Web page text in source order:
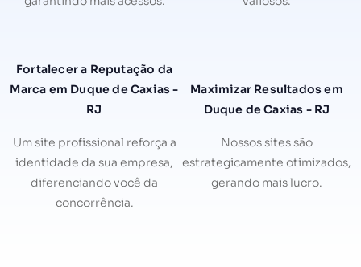
Fortalecer a Reputação da
Marca em Duque de Caxias -
RJ
Um site profissional reforça a
identidade da sua empresa,
diferenciando você da
concorrência.
Maximizar Resultados em
Duque de Caxias - RJ
Nossos sites são
estrategicamente otimizados,
gerando mais lucro.